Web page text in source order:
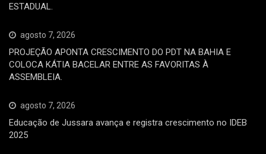
ESTADUAL.
agosto 7, 2026
PROJEÇÃO APONTA CRESCIMENTO DO PDT NA BAHIA E
COLOCA KÁTIA BACELAR ENTRE AS FAVORITAS À
ASSEMBLEIA.
agosto 7, 2026
Educação de Jussara avança e registra crescimento no IDEB
2025